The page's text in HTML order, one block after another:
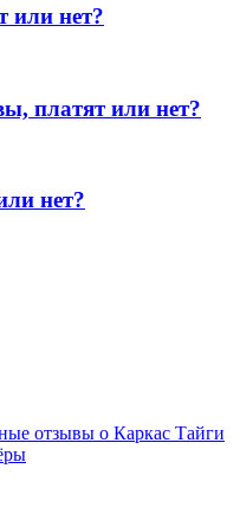
или нет?
платят или нет?
нет?
отзывы о Каркас Тайги